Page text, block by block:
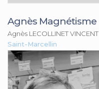
Agnès Magnétisme
Agnès LECOLLINET VINCENT
Saint-Marcellin